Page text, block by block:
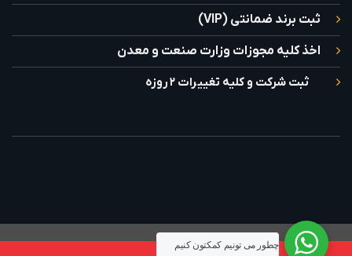
ثبت برند ضمانتی (VIP)
اخذ کلیه مجوزات وزارت صنعت و معدن
ثبت شرکت و کلیه تغییرات ۲ روزه
سلب مسئولیت سیاست حفظ حریم خصوصی شرایط و ضوابط تماس با ما چطور می تونيم کمکتون کنيم